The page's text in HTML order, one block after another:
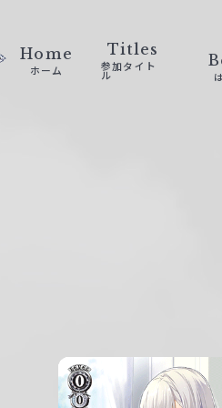
Home
ホーム
Titles
参加タイト
ル